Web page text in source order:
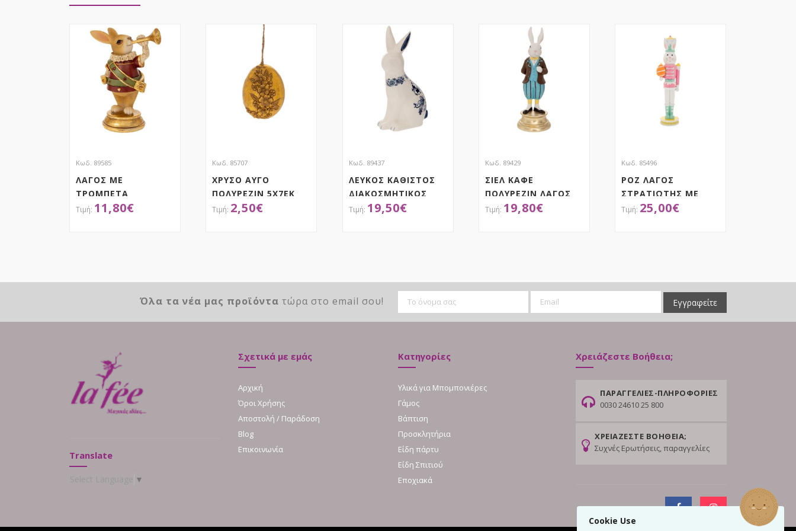
Cookie Use
Κωδ. 89585
ΛΑΓΟΣ ΜΕ
ΤΡΟΜΠΕΤΑ
ΠΟΛΥΡΕΖΙΝ
11,80€
Κωδ. 85707
ΧΡΥΣΟ ΑΥΓΟ
ΠΟΛΥΡΕΖΙΝ 5Χ7ΕΚ
2,50€
Κωδ. 89437
ΛΕΥΚΟΣ ΚΑΘΙΣΤΟΣ
ΔΙΑΚΟΣΜΗΤΙΚΟΣ
ΛΑΓΟΣ ΜΕ ΜΠΛΕ
19,50€
Κωδ. 89429
ΣΙΕΛ ΚΑΦΕ
ΠΟΛΥΡΕΖΙΝ ΛΑΓΟΣ
ΣΕ ΧΡΥΣΗ ΒΑΣΗ
19,80€
Κωδ. 85496
ΡΟΖ ΛΑΓΟΣ
ΣΤΡΑΤΙΩΤΗΣ ΜΕ
ΑΥΓΟ 9,5Χ8Χ36ΕΚ
25,00€
Όλα τα νέα μας προϊόντα τώρα στο email σου! Εγγραφείτε
Translate
▼
Σχετικά με εμάς
Αρχική
Όροι Χρήσης
Αποστολή / Παράδοση
Blog
Επικοινωνία
Κατηγορίες
Υλικά για Μπομπονιέρες
Γάμος
Βάπτιση
Προσκλητήρια
Είδη πάρτυ
Είδη Σπιτιού
Εποχιακά
Χρειάζεστε Βοήθεια;
ΠΑΡΑΓΓΕΛΙΕΣ-ΠΛΗΡΟΦΟΡΙΕΣ
0030 24610 25 800
ΧΡΕΙΑΖΕΣΤΕ ΒΟΗΘΕΙΑ;
Συχνές Ερωτήσεις, παραγγελίες